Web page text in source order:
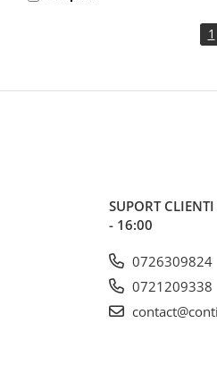
1
SUPORT CLIENTI
- 16:00
0726309824
0721209338